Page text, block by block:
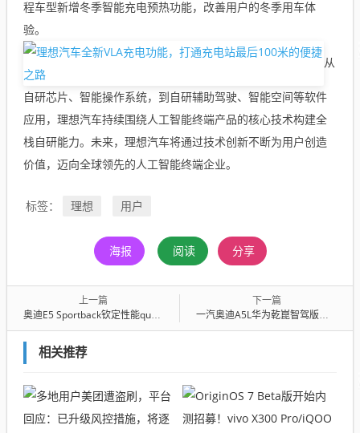
程车型新增冬季智能充电预热功能，改善用户的冬季用车体
验。
从
自研芯片、智能操作系统，到自研辅助驾驶、智能空间等软件
应用，理想汽车持续围绕人工智能终端产品的核心技术构建全
栈自研能力。未来，理想汽车将通过技术创新不断为用户创造
价值，迈向全球领先的人工智能终端企业。
标签： 理想 用户
海报 阅读 分享
上一篇
奥迪E5 Sportback钦定性能quattro版上市，限时价27.99万
下一篇
一汽奥迪A5L华为乾崑智驾版广州车展亮相，售价28.68万元起
相关推荐